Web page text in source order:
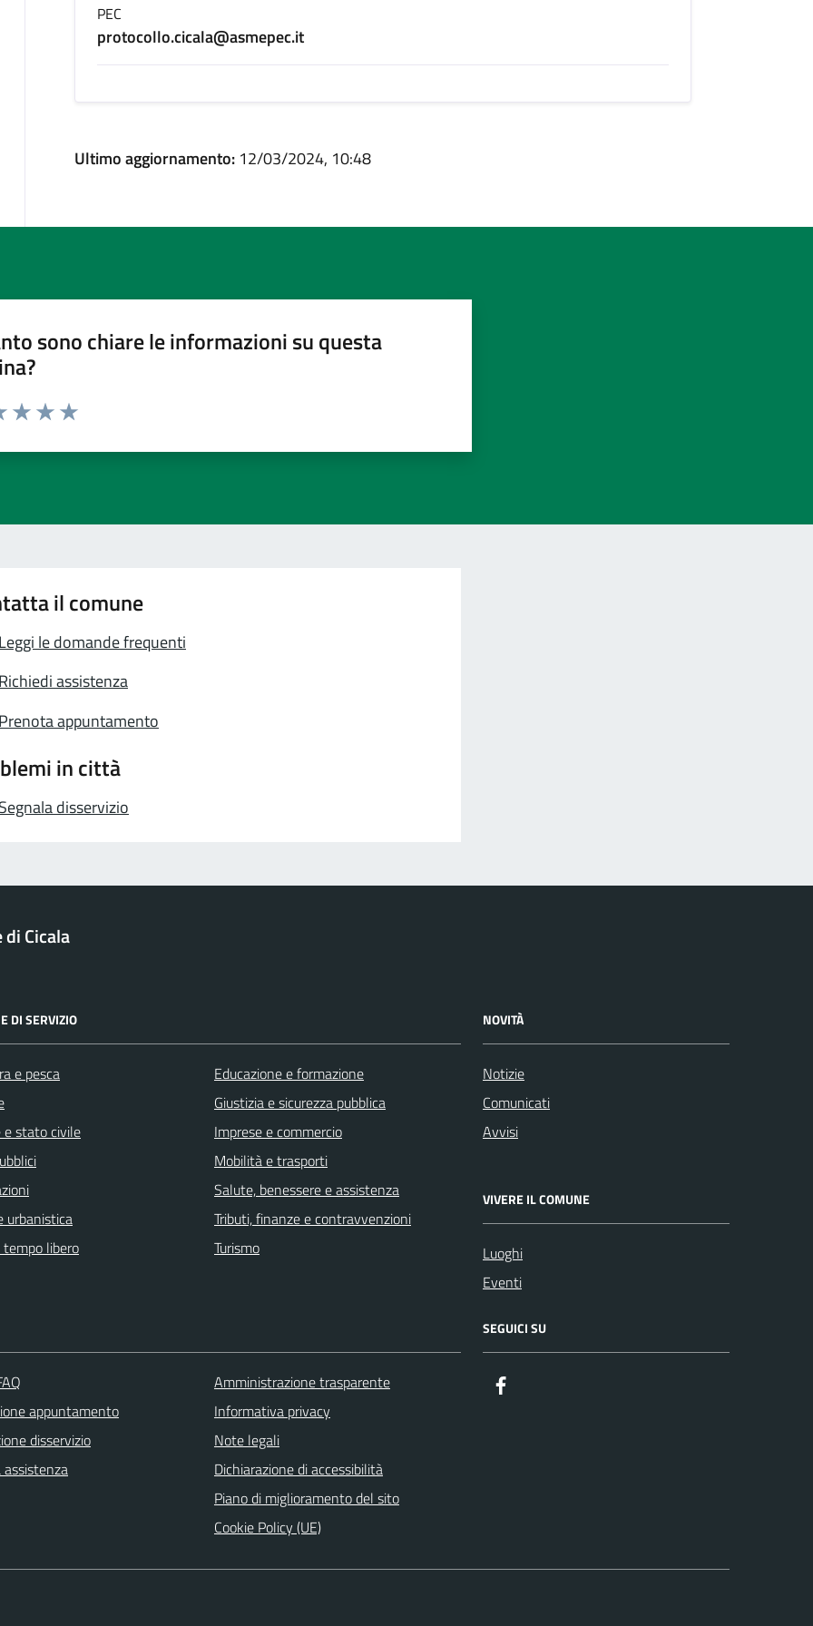
PEC
protocollo.cicala@asmepec.it
Ultimo aggiornamento: 12/03/2024, 10:48
sono chiare le informazioni su questa
il comune
le domande frequenti
assistenza
appuntamento
in città
disservizio
Cicala
DI SERVIZIO
e pesca
e stato civile
urbanistica
libero
Educazione e formazione
Giustizia e sicurezza pubblica
Imprese e commercio
Mobilità e trasporti
Salute, benessere e assistenza
Tributi, finanze e contravvenzioni
Turismo
NOVITÀ
Notizie
Comunicati
Avvisi
VIVERE IL COMUNE
Luoghi
Eventi
appuntamento
disservizio
Amministrazione trasparente
Informativa privacy
Note legali
Dichiarazione di accessibilità
Piano di miglioramento del sito
Cookie Policy (UE)
SEGUICI SU